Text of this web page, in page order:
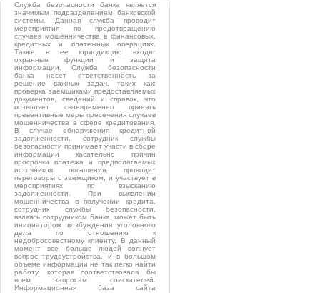
Служба безопасности банка является
значимым подразделением банковской
системы. Данная служба проводит
мероприятия по предотвращению
случаев мошенничества в финансовых,
кредитных и платежных операциях.
Также в ее юрисдикцию входят
охранные функции и защита
информации. Служба безопасности
банка несет ответственность за
решение важных задач, таких как:
проверка заемщиками предоставляемых
документов, сведений и справок, что
позволяет своевременно принять
превентивные меры пресечения случаев
мошенничества в сфере кредитования.
В случае обнаружения кредитной
задолженности, сотрудник службы
безопасности принимает участи в сборе
информации касательно причин
просрочки платежа и предполагаемых
источников погашения, проводит
переговоры с заемщиком, и участвует в
мероприятиях по взысканию
задолженности. При выявлении
мошенничества в получении кредита,
сотрудник службы безопасности,
являясь сотрудником банка, может быть
инициатором возбуждения уголовного
дела по отношению к
недобросовестному клиенту. В данный
момент все больше людей волнует
вопрос трудоустройства, и в большом
объеме информации не так легко найти
работу, которая соответствовала бы
всем запросам соискателей.
Информационная база сайта